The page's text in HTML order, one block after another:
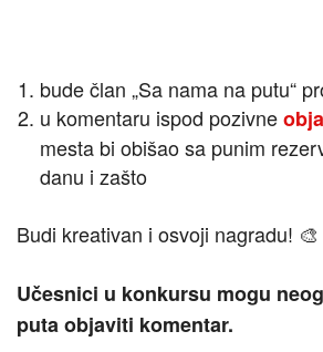
bude član „Sa nama na putu“
u komentaru ispod pozivne
mesta bi obišao sa punim
danu i zašto
Budi kreativan i osvoji nagradu! 🎨
Učesnici u konkursu mogu
puta objaviti komentar.